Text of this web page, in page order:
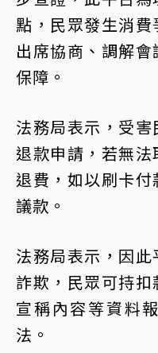
點，民眾發生消
出席協商、調解
保障。
法務局表示，受
退款申請，若無
退費，如以刷卡
議款。
法務局表示，因
詐欺，民眾可持
宣稱內容等資料
法。